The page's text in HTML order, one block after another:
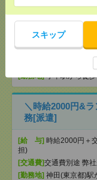
スキップ
時給1700円！駅
活躍中[派遣]
[給 与]時給1800円＋
交通費実費支
[勤務地]小平駅から徒
＼時給2000円&
務[派遣]
[給 与] 時給2000円＋
担)
[交通費]交通費別途 弊
[勤務地] 神田(東京都)駅